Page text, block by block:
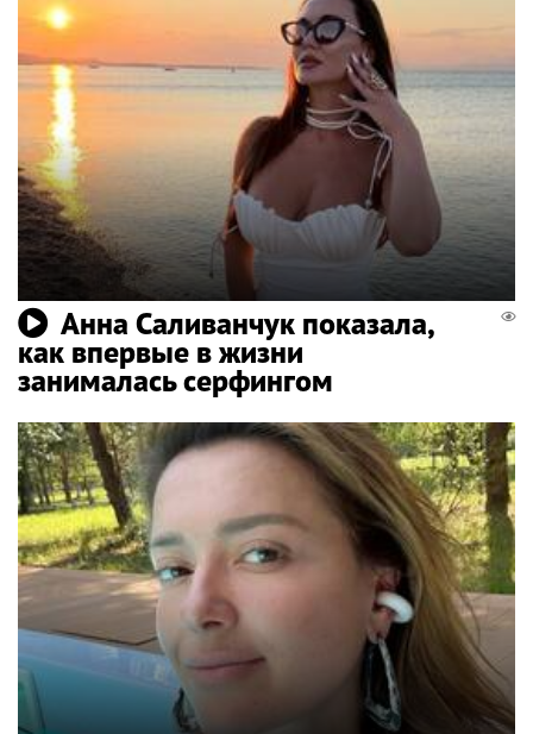
Анна Саливанчук показала,
как впервые в жизни
занималась серфингом